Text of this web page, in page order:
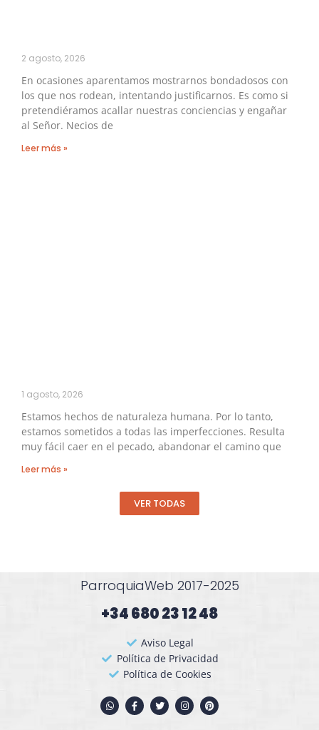
2 agosto, 2026
En ocasiones aparentamos mostrarnos bondadosos con
los que nos rodean, intentando justificarnos. Es como si
pretendiéramos acallar nuestras conciencias y engañar
al Señor. Necios de
Leer más »
1 agosto, 2026
Estamos hechos de naturaleza humana. Por lo tanto,
estamos sometidos a todas las imperfecciones. Resulta
muy fácil caer en el pecado, abandonar el camino que
Leer más »
VER TODAS
ParroquiaWeb 2017-2025
+34 680 23 12 48​
Aviso Legal
Política de Privacidad
Política de Cookies
W
h
a
F
a
c
T
w
i
I
n
s
P
i
n